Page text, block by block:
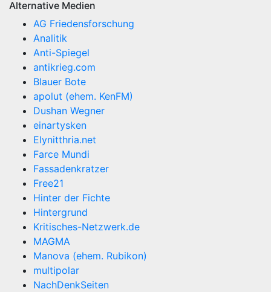
Alternative Medien
AG Friedensforschung
Analitik
Anti-Spiegel
antikrieg.com
Blauer Bote
apolut (ehem. KenFM)
Dushan Wegner
einartysken
Elynitthria.net
Farce Mundi
Fassadenkratzer
Free21
Hinter der Fichte
Hintergrund
Kritisches-Netzwerk.de
MAGMA
Manova (ehem. Rubikon)
multipolar
NachDenkSeiten